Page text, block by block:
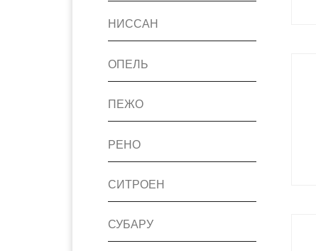
НИССАН
ОПЕЛЬ
ПЕЖО
РЕНО
СИТРОЕН
СУБАРУ